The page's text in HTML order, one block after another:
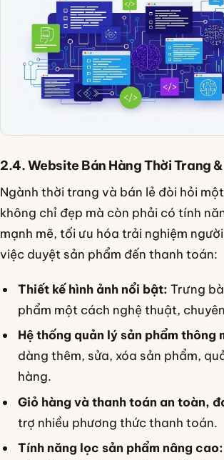
2.4. Website Bán Hàng Thời Trang
Ngành thời trang và bán lẻ đòi hỏi
không chỉ đẹp mà còn phải có tính
mạnh mẽ, tối ưu hóa trải nghiệm
việc duyệt sản phẩm đến thanh toán:
Thiết kế hình ảnh nổi bật: Trưng
phẩm một cách nghệ thuật,
Hệ thống quản lý sản phẩm thông
dàng thêm, sửa, xóa sản phẩm,
hàng.
Giỏ hàng và thanh toán an toàn,
trợ nhiều phương thức thanh toán.
Tính năng lọc sản phẩm nâng cao: